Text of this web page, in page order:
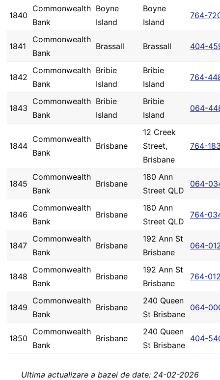
1840
Commonwealth
Bank
Boyne
Island
Boyne
Island
764-
1841
Commonwealth
Bank
Brassall Brassall 404-
1842
Commonwealth
Bank
Bribie
Island
Bribie
Island
764-
1843
Commonwealth
Bank
Bribie
Island
Bribie
Island
064-
1844
Commonwealth
Bank
Brisbane
12 Creek
Street,
Brisbane
764-
1845
Commonwealth
Bank
Brisbane
180 Ann
Street QLD
064-
1846
Commonwealth
Bank
Brisbane
180 Ann
Street QLD
764-
1847
Commonwealth
Bank
Brisbane
192 Ann St
Brisbane
064-
1848
Commonwealth
Bank
Brisbane
192 Ann St
Brisbane
764-
1849
Commonwealth
Bank
Brisbane
240 Queen
St Brisbane
064-
1850
Commonwealth
Bank
Brisbane
240 Queen
St Brisbane
404-
Ultima actualizare a bazei de date: 24-02-2026